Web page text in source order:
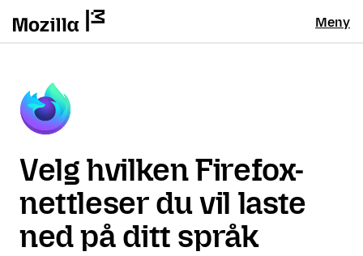
Meny
Velg hvilken Firefox-
nettleser du vil laste
ned på ditt språk